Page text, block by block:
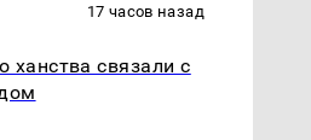
17 часов назад
ханства связали с